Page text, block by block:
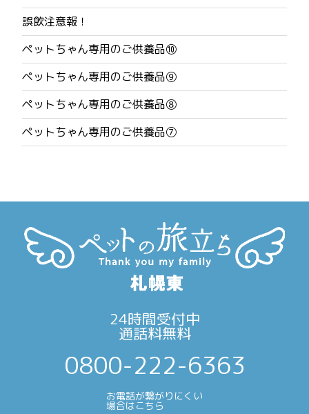
ナ
ビ
ゲ
ー
シ
ョ
誤飲注意報！
ペットちゃん専用のご供養品⑩
ペットちゃん専用のご供養品⑨
ペットちゃん専用のご供養品⑧
ペットちゃん専用のご供養品⑦
24時間受付中
通話料無料
0800-222-6363
お電話が繋がりにくい
場合はこちら